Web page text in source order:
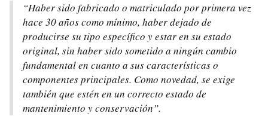
“Haber sido fabricado o matriculado por primera vez
hace 30 años como mínimo, haber dejado de
producirse su tipo específico y estar en su estado
original, sin haber sido sometido a ningún cambio
fundamental en cuanto a sus características o
componentes principales. Como novedad, se exige
también que estén en un correcto estado de
mantenimiento y conservación”.